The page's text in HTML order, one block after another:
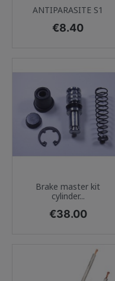
ANTIPARASITE S1
Price
€8.40
Brake master kit
cylinder...
Price
€38.00